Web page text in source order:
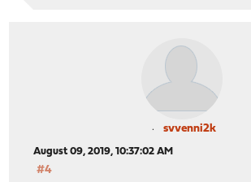
svvenni2k
August 09, 2019, 10:37:02 AM
#4